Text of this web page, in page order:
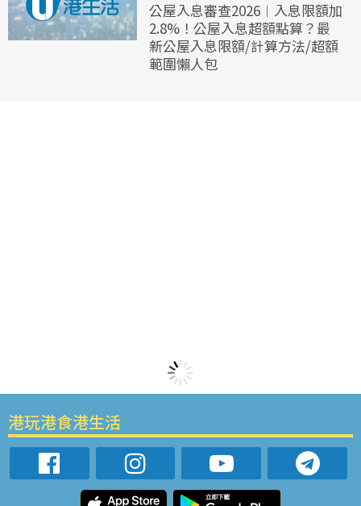
公屋入息審查2026︱入息限額加
2.8%！公屋入息超額點算？最
新公屋入息限額/計算方法/超額
範圍懶人包
港玩港食港生活